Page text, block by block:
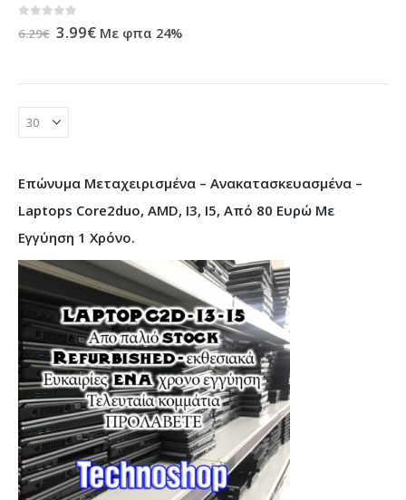
out of 5
6.29€ Original
price
3.99€Η
τρέχουσα
3.99€.
Με φπα 24%
Επώνυμα Μεταχειρισμένα – Ανακατασκευασμένα –
Laptops Core2duo, AMD, I3, I5, Από 80 Ευρώ Με
Εγγύηση 1 Χρόνο.